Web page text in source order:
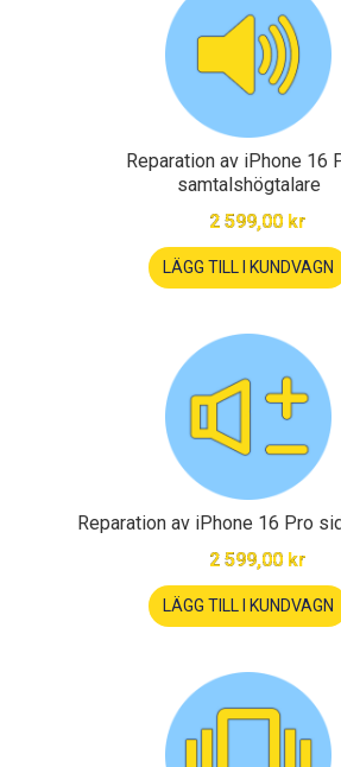
Reparation av iPhone 16
samtalshögtalare
2 599,00 kr
LÄGG TILL I KUNDVAGN
Reparation av iPhone 16 Pro
2 599,00 kr
LÄGG TILL I KUNDVAGN